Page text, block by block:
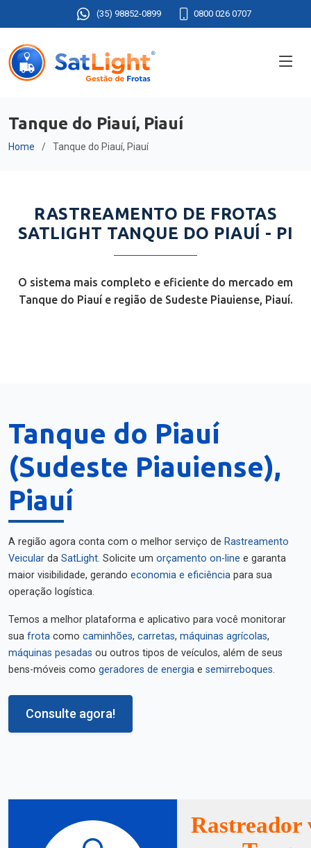
(35) 98852-0899 0800 026 0707
Tanque do Piauí, Piauí
Home Tanque do Piauí, Piauí
RASTREAMENTO DE FROTAS
SATLIGHT TANQUE DO PIAUÍ - PI
O sistema mais completo e eficiente do mercado em
Tanque do Piauí e região de Sudeste Piauiense, Piauí.
Tanque do Piauí
(Sudeste Piauiense),
Piauí
A região agora conta com o melhor serviço de Rastreamento
Veicular da SatLight. Solicite um orçamento on-line e garanta
maior visibilidade, gerando economia e eficiência para sua
operação logística.
Temos a melhor plataforma e aplicativo para você monitorar
sua frota como caminhões, carretas, máquinas agrícolas,
máquinas pesadas ou outros tipos de veículos, além de seus
bens-móveis como geradores de energia e semirreboques.
Consulte agora!
Rastreador